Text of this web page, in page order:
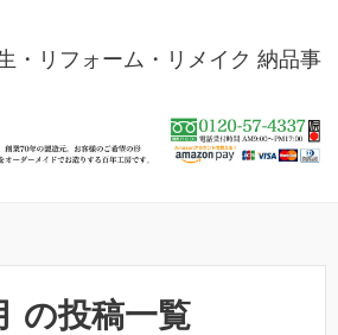
・リフォーム・リメイク 納品事
の投稿一覧